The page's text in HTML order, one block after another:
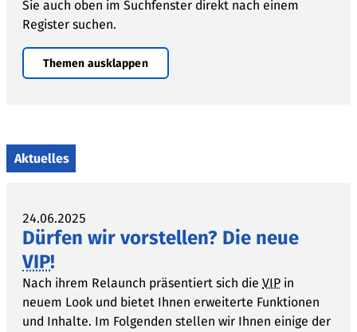
Sie auch oben im Suchfenster direkt nach einem
Register suchen.
Themen ausklappen
Aktuelles
24.06.2025
Dürfen wir vorstellen? Die neue
VIP!
Nach ihrem Relaunch präsentiert sich die VIP in
neuem Look und bietet Ihnen erweiterte Funktionen
und Inhalte. Im Folgenden stellen wir Ihnen einige der